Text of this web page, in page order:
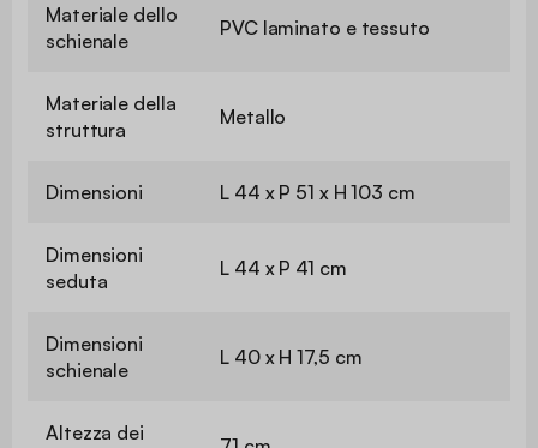
Materiale dello
schienale
PVC laminato e tessuto
Materiale della
struttura
Metallo
Dimensioni L 44 x P 51 x H 103 cm
Dimensioni
seduta
L 44 x P 41 cm
Dimensioni
schienale
L 40 x H 17,5 cm
Altezza dei